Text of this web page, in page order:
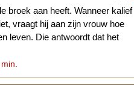
broek aan heeft. Wanneer kalief
vraagt hij aan zijn vrouw hoe
leven. Die antwoordt dat het